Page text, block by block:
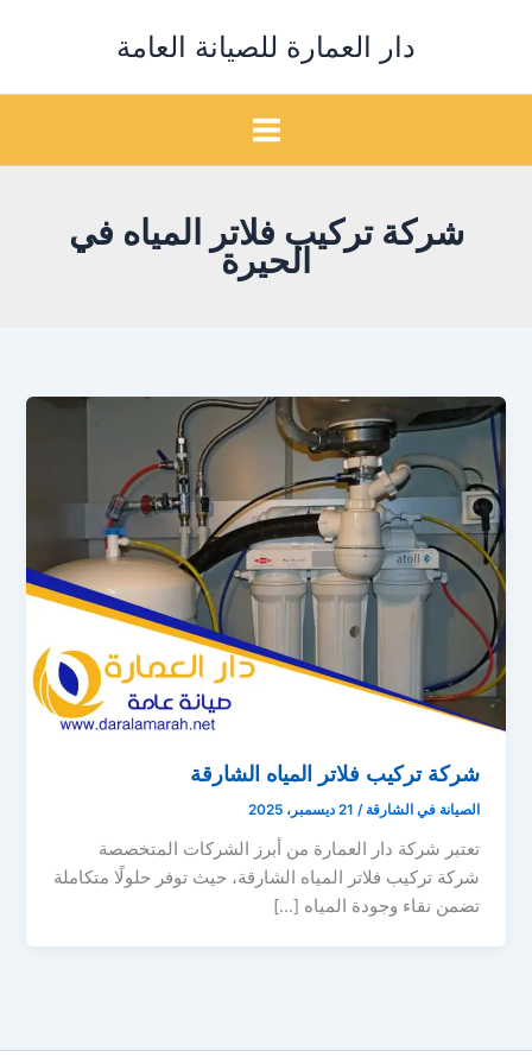
دار العمارة للصيانة العامة
شركة تركيب فلاتر المياه في
الحيرة
شركة تركيب فلاتر المياه الشارقة
الصيانة في الشارقة / 21 ديسمبر، 2025
تعتبر شركة دار العمارة من أبرز الشركات المتخصصة
شركة تركيب فلاتر المياه الشارقة، حيث توفر حلولًا متكاملة
تضمن نقاء وجودة المياه […]